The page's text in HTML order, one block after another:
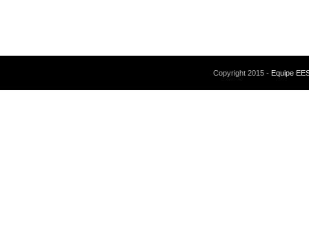
Copyright 2015 - Equipe